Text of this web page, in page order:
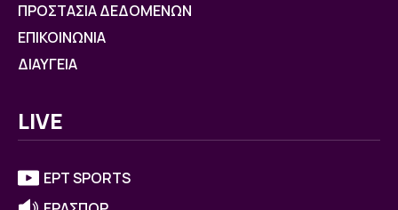
ΠΡΟΣΤΑΣΙΑ ΔΕΔΟΜΕΝΩΝ
ΕΠΙΚΟΙΝΩΝΙΑ
ΔΙΑΥΓΕΙΑ
LIVE
ΕΡΤ SPORTS